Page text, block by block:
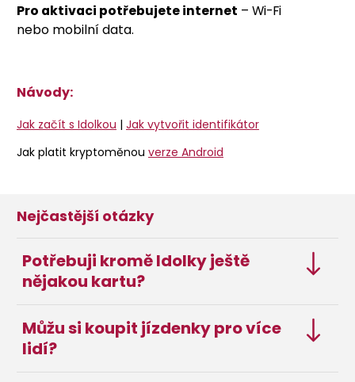
Pro aktivaci potřebujete internet – Wi-Fi
nebo mobilní data.
Návody:
Jak začít s Idolkou | Jak vytvořit identifikátor
Jak platit kryptoměnou verze Android
Nejčastější otázky
Potřebuji kromě Idolky ještě
nějakou kartu?
Můžu si koupit jízdenky pro více
lidí?